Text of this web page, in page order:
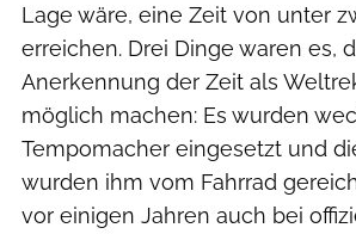
Lage wäre, eine Zeit von unter
erreichen. Drei Dinge waren es,
Anerkennung der Zeit als
möglich machen: Es wurden
Tempomacher eingesetzt und
wurden ihm vom Fahrrad
vor einigen Jahren auch bei